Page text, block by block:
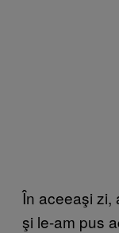
În aceeaşi zi,
şi le-am pus